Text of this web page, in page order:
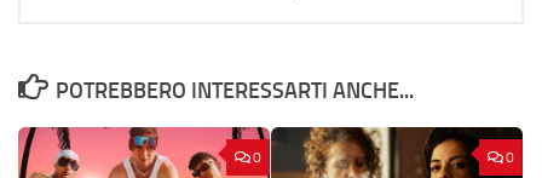
POTREBBERO INTERESSARTI ANCHE...
0 0